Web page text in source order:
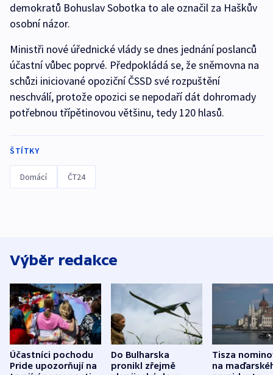
demokratů Bohuslav Sobotka to ale označil za Haškův
osobní názor.
Ministři nové úřednické vlády se dnes jednání poslanců
účastní vůbec poprvé. Předpokládá se, že sněmovna na
schůzi iniciované opoziční ČSSD své rozpuštění
neschválí, protože opozici se nepodaří dát dohromady
potřebnou třípětinovou většinu, tedy 120 hlasů.
ŠTÍTKY
Domácí ČT24
Výběr redakce
Účastníci pochodu
Pride upozorňují na
Do Bulharska
pronikl zřejmě
Tisza
na